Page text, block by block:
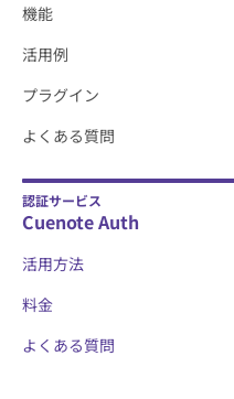
機能
活用例
プラグイン
よくある質問
認証サービス
Cuenote Auth
活用方法
料金
よくある質問